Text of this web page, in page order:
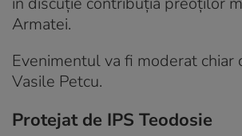
Armatei.
Evenimentul va fi moderat chiar
Vasile Petcu.
Protejat de IPS Teodosie